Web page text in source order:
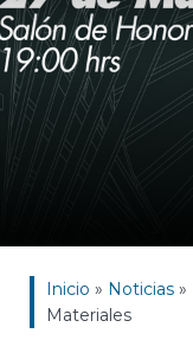
Inicio » Noticias »
Materiales